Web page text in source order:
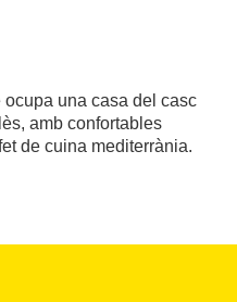
una casa del casc
amb confortables
de cuina mediterrània.